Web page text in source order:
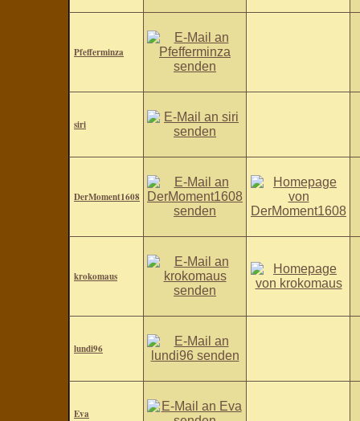
Pfefferminza
siri
DerMoment1608
krokomaus
lundi96
Eva